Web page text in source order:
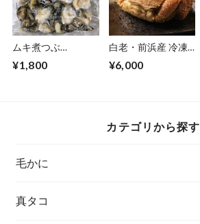
ムキ煮つぶ
¥1,800
白老・前浜産 冷凍
450～500g）
¥6,000
カテゴリから探す
毛かに
真タコ